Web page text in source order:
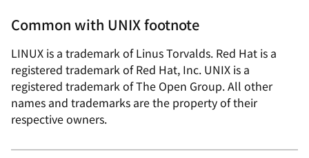
Common with UNIX footnote
LINUX is a trademark of Linus Torvalds. Red Hat is a
registered trademark of Red Hat, Inc. UNIX is a
registered trademark of The Open Group. All other
names and trademarks are the property of their
respective owners.